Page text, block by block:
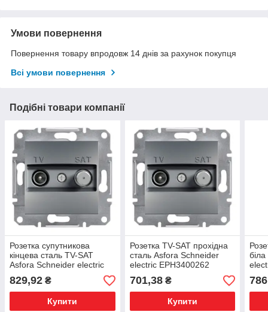
Умови повернення
Повернення товару впродовж 14 днів за рахунок покупця
Всі умови повернення
Подібні товари компанії
Розетка супутникова
кінцева сталь TV-SAT
Asfora Schneider electric
EPH3400162
829,92 ₴
Купити
Розетка TV-SAT прохідна
сталь Asfora Schneider
еlectric EPH3400262
701,38₴
Купити